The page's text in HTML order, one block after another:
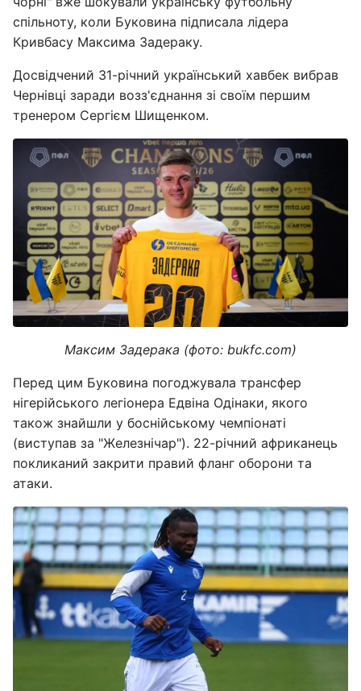
спільноту, коли Буковина підписала лідера
Кривбасу Максима Задераку.
Досвідчений 31-річний український хавбек вибрав
Чернівці заради возз'єднання зі своїм першим
тренером Сергієм Шищенком.
Максим Задерака (фото: bukfc.com)
Перед цим Буковина погоджувала трансфер
нігерійського легіонера Едвіна Одінаки, якого
також знайшли у боснійському чемпіонаті
(виступав за "Железнічар"). 22-річний африканець
покликаний закрити правий фланг оборони та
атаки.